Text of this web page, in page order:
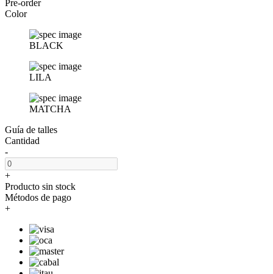
Pre-order
Color
BLACK
LILA
MATCHA
Guía de talles
Cantidad
-
+
Producto sin stock
Métodos de pago
+